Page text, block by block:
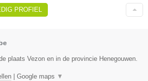
PROFIEL
plaats Vezon en in de provincie Henegouwen.
Google maps ▼